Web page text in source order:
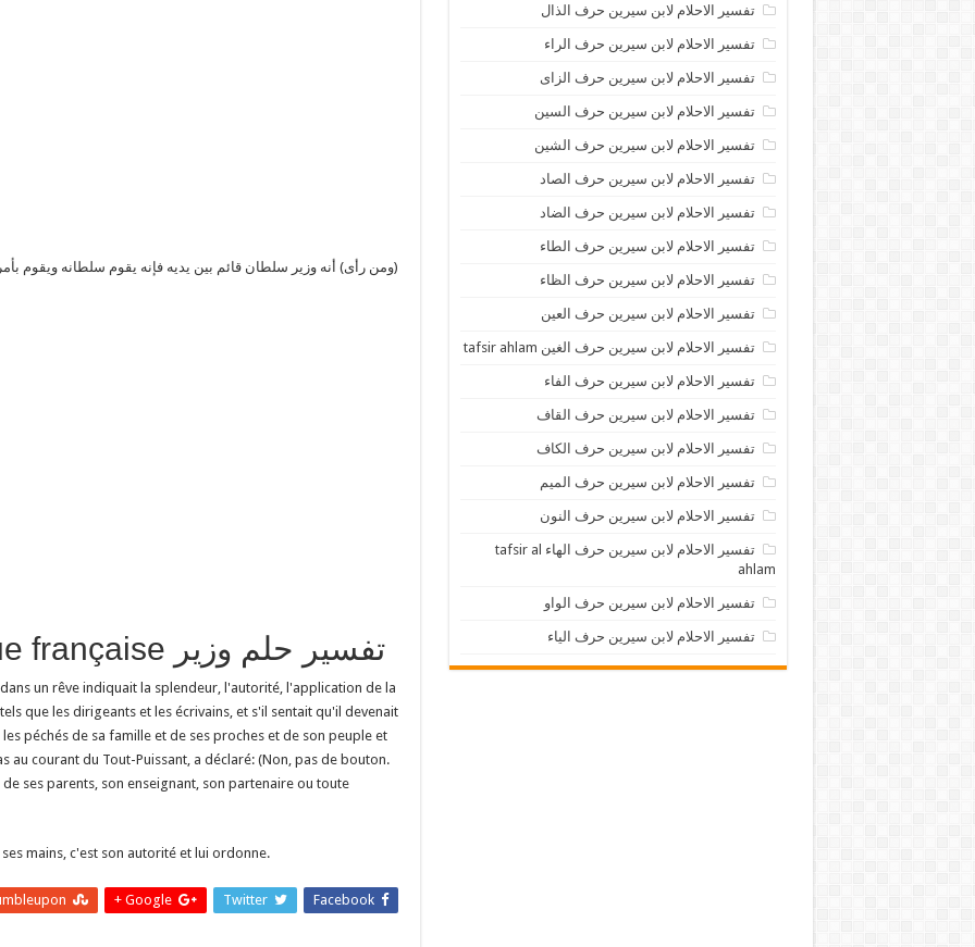
(ومن رأى) أنه وزير سلطان قائم بين يديه فإنه يقوم سلطانه ويقوم
traduction en langue française تفسير حلم وزير
un rêve indiquait la splendeur, l'autorité, l'application de la
que les dirigeants et les écrivains, et s'il sentait qu'il devenait
péchés de sa famille et de ses proches et de son peuple et
au courant du Tout-Puissant, a déclaré: (Non, pas de bouton.
ses parents, son enseignant, son partenaire ou toute
mains, c'est son autorité et lui ordonne.
Facebook
Twitter
Google +
تفسير الاحلام لابن سيرين حرف الذال
تفسير الاحلام لابن سيرين حرف الراء
تفسير الاحلام لابن سيرين حرف الزاى
تفسير الاحلام لابن سيرين حرف السين
تفسير الاحلام لابن سيرين حرف الشين
تفسير الاحلام لابن سيرين حرف الصاد
تفسير الاحلام لابن سيرين حرف الضاد
تفسير الاحلام لابن سيرين حرف الطاء
تفسير الاحلام لابن سيرين حرف الظاء
تفسير الاحلام لابن سيرين حرف العين
تفسير الاحلام لابن سيرين حرف الغين tafsir ahlam
تفسير الاحلام لابن سيرين حرف الفاء
تفسير الاحلام لابن سيرين حرف القاف
تفسير الاحلام لابن سيرين حرف الكاف
تفسير الاحلام لابن سيرين حرف الميم
تفسير الاحلام لابن سيرين حرف النون
تفسير الاحلام لابن سيرين حرف الهاء tafsir al
ahlam
تفسير الاحلام لابن سيرين حرف الواو
تفسير الاحلام لابن سيرين حرف الياء